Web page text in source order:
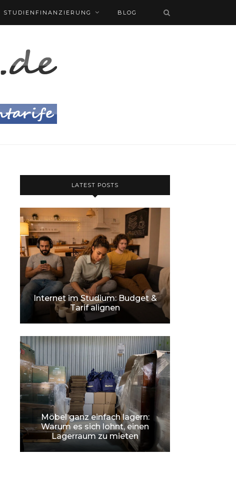
STUDIENFINANZIERUNG BLOG
LATEST POSTS
Internet im Studium: Budget &
Tarif alignen
Möbel ganz einfach lagern:
Warum es sich lohnt, einen
Lagerraum zu mieten